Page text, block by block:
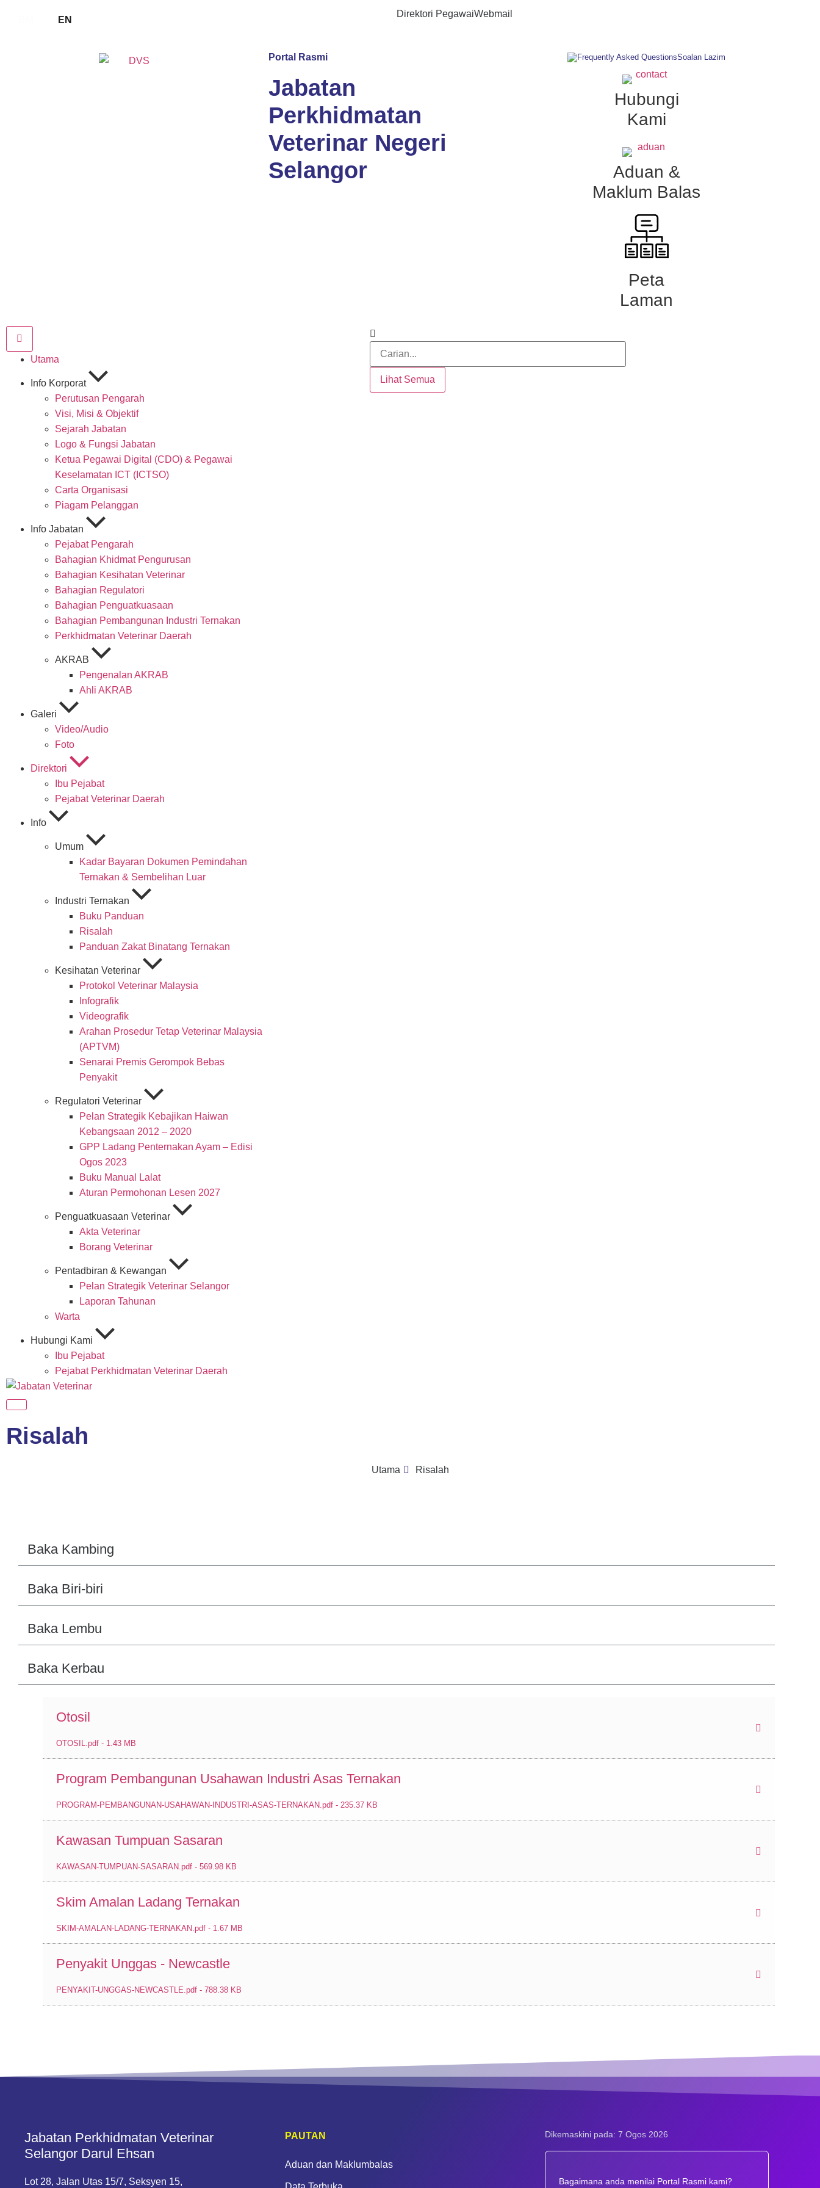
EN
Direktori PegawaiWebmail
Portal Rasmi
Jabatan
Perkhidmatan
Veterinar Negeri
Selangor
Soalan Lazim
Hubungi
Kami
Aduan &
Maklum Balas
Peta
Laman
Utama
Info Korporat
Perutusan Pengarah
Visi, Misi & Objektif
Sejarah Jabatan
Logo & Fungsi Jabatan
Ketua Pegawai Digital (CDO) & Pegawai
Keselamatan ICT (ICTSO)
Carta Organisasi
Piagam Pelanggan
Info Jabatan
Pejabat Pengarah
Bahagian Khidmat Pengurusan
Bahagian Kesihatan Veterinar
Bahagian Regulatori
Bahagian Penguatkuasaan
Bahagian Pembangunan Industri Ternakan
Perkhidmatan Veterinar Daerah
AKRAB
Pengenalan AKRAB
Ahli AKRAB
Galeri
Video/Audio
Foto
Direktori
Ibu Pejabat
Pejabat Veterinar Daerah
Info
Umum
Kadar Bayaran Dokumen Pemindahan
Ternakan & Sembelihan Luar
Industri Ternakan
Buku Panduan
Risalah
Panduan Zakat Binatang Ternakan
Kesihatan Veterinar
Protokol Veterinar Malaysia
Infografik
Videografik
Arahan Prosedur Tetap Veterinar Malaysia
(APTVM)
Senarai Premis Gerompok Bebas
Penyakit
Regulatori Veterinar
Pelan Strategik Kebajikan Haiwan
Kebangsaan 2012 – 2020
GPP Ladang Penternakan Ayam – Edisi
Ogos 2023
Buku Manual Lalat
Aturan Permohonan Lesen 2027
Penguatkuasaan Veterinar
Akta Veterinar
Borang Veterinar
Pentadbiran & Kewangan
Pelan Strategik Veterinar Selangor
Laporan Tahunan
Warta
Hubungi Kami
Ibu Pejabat
Pejabat Perkhidmatan Veterinar Daerah
Lihat Semua
Risalah
Utama Risalah
Baka Kambing
Baka Biri-biri
Baka Lembu
Baka Kerbau
Otosil
OTOSIL.pdf - 1.43 MB
Program Pembangunan Usahawan Industri Asas Ternakan
PROGRAM-PEMBANGUNAN-USAHAWAN-INDUSTRI-ASAS-TERNAKAN.pdf - 235.37 KB
Kawasan Tumpuan Sasaran
KAWASAN-TUMPUAN-SASARAN.pdf - 569.98 KB
Skim Amalan Ladang Ternakan
SKIM-AMALAN-LADANG-TERNAKAN.pdf - 1.67 MB
Penyakit Unggas - Newcastle
PENYAKIT-UNGGAS-NEWCASTLE.pdf - 788.38 KB
Jabatan Perkhidmatan Veterinar
Selangor Darul Ehsan
Lot 28, Jalan Utas 15/7, Seksyen 15,
PAUTAN
Aduan dan Maklumbalas
Dikemaskini pada: 7 Ogos 2026
Bagaimana anda menilai Portal Rasmi kami?